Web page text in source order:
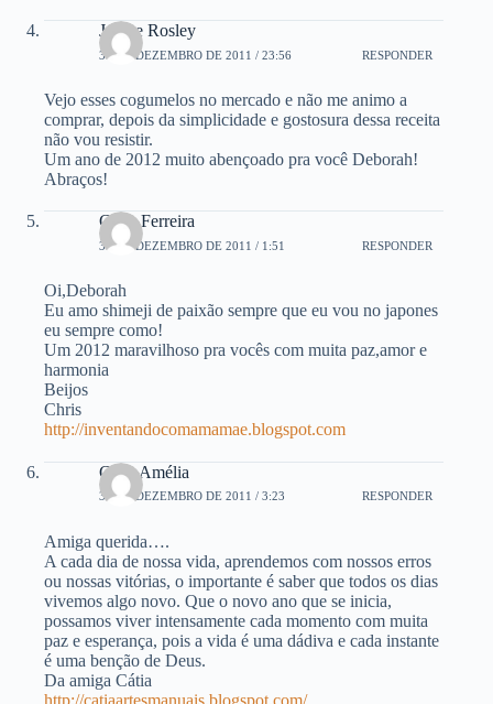
Jotta e Rosley
30 DE DEZEMBRO DE 2011 / 23:56 RESPONDER
Vejo esses cogumelos no mercado e não me animo a
comprar, depois da simplicidade e gostosura dessa receita
não vou resistir.
Um ano de 2012 muito abençoado pra você Deborah!
Abraços!
Chris Ferreira
31 DE DEZEMBRO DE 2011 / 1:51 RESPONDER
Oi,Deborah
Eu amo shimeji de paixão sempre que eu vou no japones
eu sempre como!
Um 2012 maravilhoso pra vocês com muita paz,amor e
harmonia
Beijos
Chris
http://inventandocomamamae.blogspot.com
Cátia Amélia
31 DE DEZEMBRO DE 2011 / 3:23 RESPONDER
Amiga querida….
A cada dia de nossa vida, aprendemos com nossos erros
ou nossas vitórias, o importante é saber que todos os dias
vivemos algo novo. Que o novo ano que se inicia,
possamos viver intensamente cada momento com muita
paz e esperança, pois a vida é uma dádiva e cada instante
é uma benção de Deus.
Da amiga Cátia
http://catiaartesmanuais.blogspot.com/